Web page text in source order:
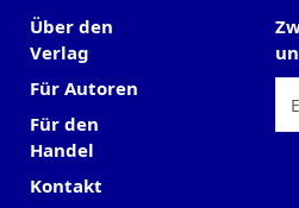
Über den
Verlag
Für Autoren
Für den
Handel
Kontakt